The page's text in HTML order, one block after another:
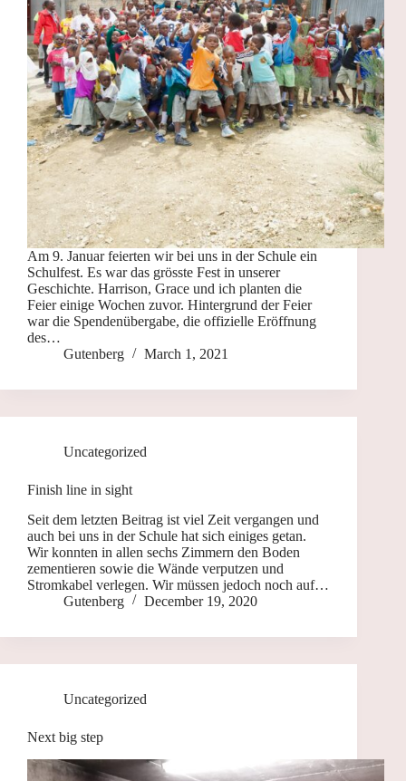
Am 9. Januar feierten wir bei uns in der Schule ein
Schulfest. Es war das grösste Fest in unserer
Geschichte. Harrison, Grace und ich planten die
Feier einige Wochen zuvor. Hintergrund der Feier
war die Spendenübergabe, die offizielle Eröffnung
des…
Gutenberg
March 1, 2021
Uncategorized
Finish line in sight
Seit dem letzten Beitrag ist viel Zeit vergangen und
auch bei uns in der Schule hat sich einiges getan.
Wir konnten in allen sechs Zimmern den Boden
zementieren sowie die Wände verputzen und
Stromkabel verlegen. Wir müssen jedoch noch auf…
Gutenberg
December 19, 2020
Uncategorized
Next big step